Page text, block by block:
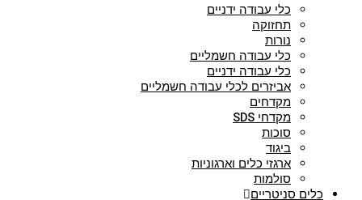
כלי עבודה ידניים
תחזוקה
נורות
כלי עבודה חשמליים
כלי עבודה ידניים
אביזרים לכלי עבודה חשמליים
מקדחים
מקדחי SDS
סוכות
ביגוד
ארגזי כלים וארגוניות
סולמות
כלים סניטריים